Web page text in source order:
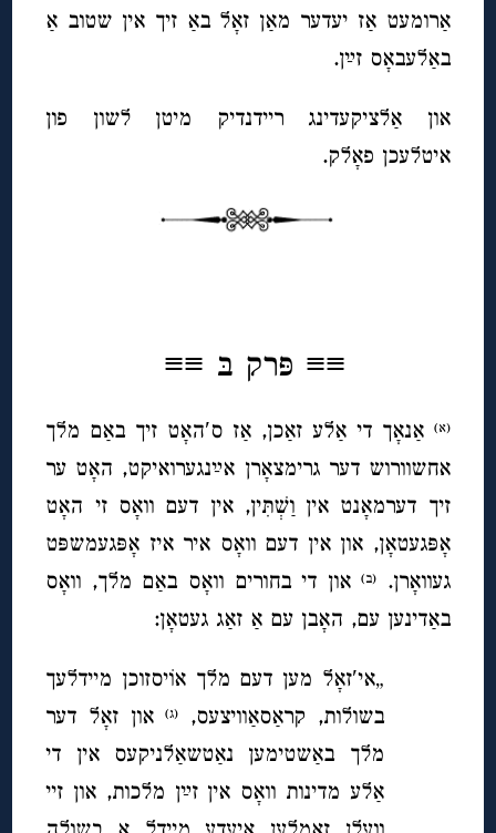
אַרומעט אַז יעדער מאַן זאָל באַ זיך אין שטוב אַ
באַלעבאָס זײַן.
און אַלציקעדינג ריידנדיק מיטן לשון פון
איטלעכן פאָלק.
≡≡ פּרק בּ ≡≡
(א) אַנאָך די אַלע זאַכן, אַז ס′האָט זיך באַם מלך
אחשוורוש דער גרימצאָרן אײַנגערואיקט, האָט ער
זיך דערמאָנט אין וַשְׁתִּין, אין דעם וואָס זי האָט
אָפּגעטאָן, און אין דעם וואָס איר איז אָפּגעמשפּט
געוואָרן.
(ב)און די בחורים וואָס באַם מלך, וואָס
באַדינען עם, האָבן עם אַ זאַג געטאָן:
„אי′זאָל מען דעם מלך אוֹיסזוכן מיידלעך
בשולות, קראַסאַוויצעס,
(ג)און זאָל דער
מלך באַשטימען נאַטשאַלניקעס אין די
אַלע מדינות וואָס אין זײַן מלכות, און זיי